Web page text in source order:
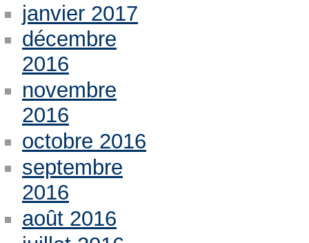
janvier 2017
décembre
2016
novembre
2016
octobre 2016
septembre
2016
août 2016